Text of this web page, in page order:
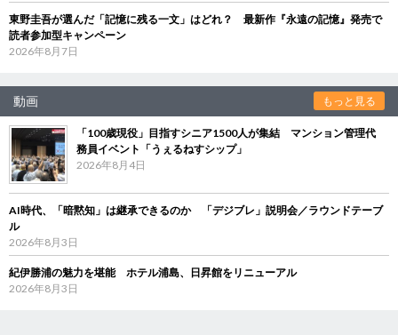
東野圭吾が選んだ「記憶に残る一文」はどれ？ 最新作『永遠の記憶』発売で
読者参加型キャンペーン
2026年8月7日
動画 もっと見る
「100歳現役」目指すシニア1500人が集結 マンション管理代
務員イベント「うぇるねすシップ」
2026年8月4日
AI時代、「暗黙知」は継承できるのか 「デジブレ」説明会／ラウンドテーブ
ル
2026年8月3日
紀伊勝浦の魅力を堪能 ホテル浦島、日昇館をリニューアル
2026年8月3日